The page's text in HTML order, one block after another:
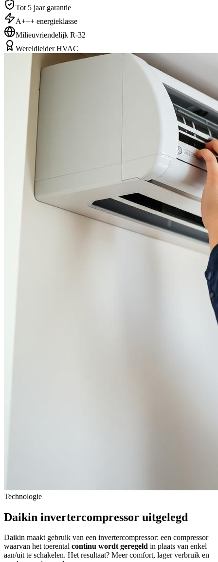
Tot 5 jaar garantie
A+++ energieklasse
Milieuvriendelijk R-32
Wereldleider HVAC
Technologie
Daikin invertercompressor uitgelegd
Daikin maakt gebruik van een invertercompressor: een compressor
waarvan het toerental continu wordt geregeld in plaats van enkel
aan/uit te schakelen. Het resultaat? Meer comfort, lager verbruik en